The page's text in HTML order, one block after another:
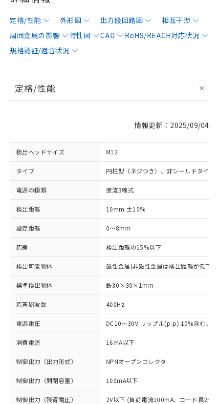
定格/性能 外形図 出力段回路図
相互干渉
周囲金属の影響
特性図 CAD
RoHS/REACH対応状況
規格認証/適合状況
定格/性能
情報更新：2025/09/04
検出ヘッドサイズ M12
タイプ 円柱型（ネジつき）、非シールドタイプ
電源の種類 直流3線式
検出距離 10mm ±10%
設定距離 0～8mm
応差 検出距離の15%以下
検出可能物体 磁性金属(非磁性金属は検出距離が低下し
標準検出物体 鉄30×30×1mm
応答周波数 400Hz
電源電圧 DC10～30V リップル(p-p) 10%含む、
消費電流 16mA以下
制御出力（出力形式） NPNオープンコレクタ
制御出力（開閉容量） 100mA以下
制御出力（残留電圧） 2V以下 (負荷電流100mA、コード長2m